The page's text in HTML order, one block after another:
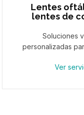
Lentes
lentes de
Soluciones
personalizadas
Ver